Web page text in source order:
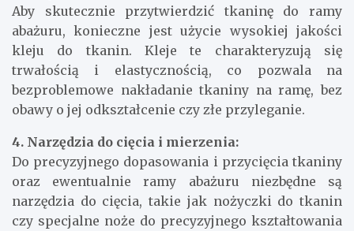
Aby skutecznie przytwierdzić tkaninę do ramy
abażuru, konieczne jest użycie wysokiej jakości
kleju do tkanin. Kleje te charakteryzują się
trwałością i elastycznością, co pozwala na
bezproblemowe nakładanie tkaniny na ramę, bez
obawy o jej odkształcenie czy złe przyleganie.
4. Narzędzia do cięcia i mierzenia:
Do precyzyjnego dopasowania i przycięcia tkaniny
oraz ewentualnie ramy abażuru niezbędne są
narzędzia do cięcia, takie jak nożyczki do tkanin
czy specjalne noże do precyzyjnego kształtowania